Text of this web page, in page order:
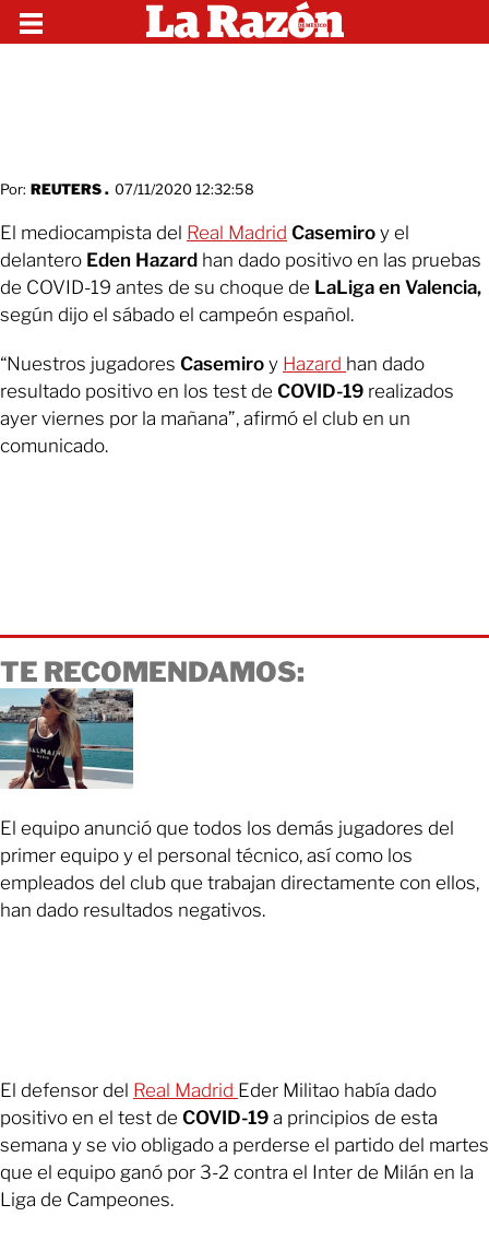
Por: REUTERS . 07/11/2020 12:32:58
El mediocampista del Real Madrid Casemiro y el
delantero Eden Hazard han dado positivo en las pruebas
de COVID-19 antes de su choque de LaLiga en Valencia,
según dijo el sábado el campeón español.
“Nuestros jugadores Casemiro y Hazard han dado
resultado positivo en los test de COVID-19 realizados
ayer viernes por la mañana”, afirmó el club en un
comunicado.
TE RECOMENDAMOS:
El equipo anunció que todos los demás jugadores del
primer equipo y el personal técnico, así como los
empleados del club que trabajan directamente con ellos,
han dado resultados negativos.
El defensor del Real Madrid Eder Militao había dado
positivo en el test de COVID-19 a principios de esta
semana y se vio obligado a perderse el partido del martes
que el equipo ganó por 3-2 contra el Inter de Milán en la
Liga de Campeones.